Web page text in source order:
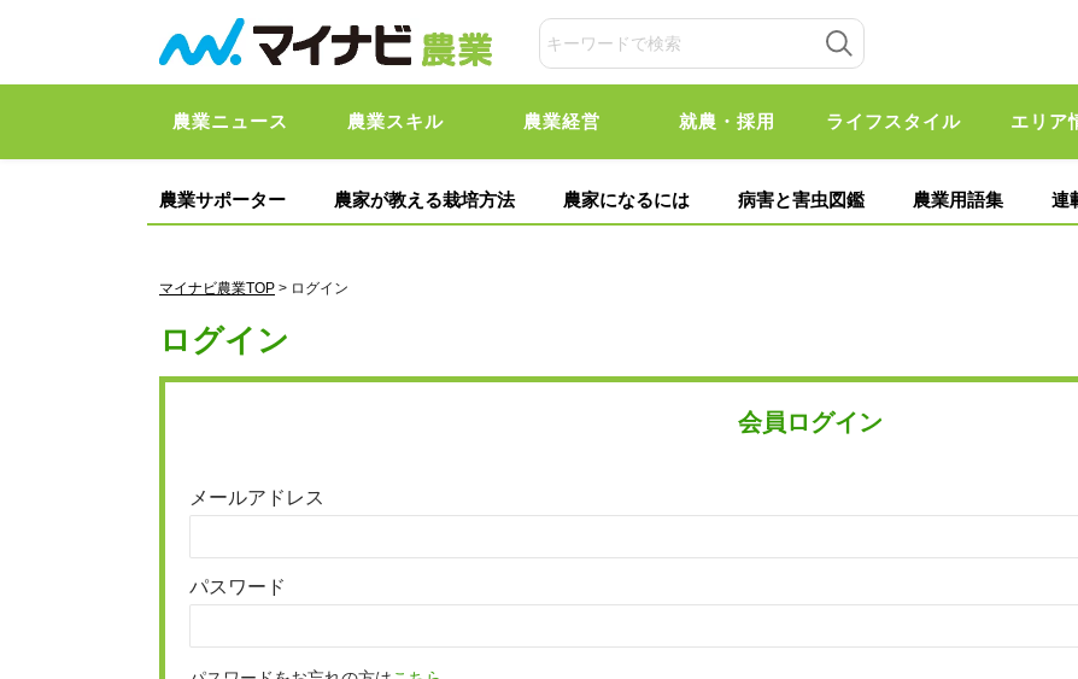
農業ニュース 農業スキル 農業経営 就農・採用 ライフスタイル エリア
農業サポーター 農家が教える栽培方法 農家になるには 病害と害虫図鑑 農業用語集 連
マイナビ農業TOP > ログイン
ログイン
会員ログイン
メールアドレス
パスワード